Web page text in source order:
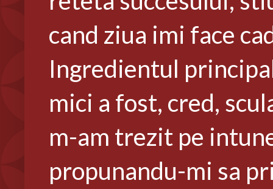
cand ziua imi face
Ingredientul
mici a fost, cred,
m-am trezit pe
propunandu-mi sa